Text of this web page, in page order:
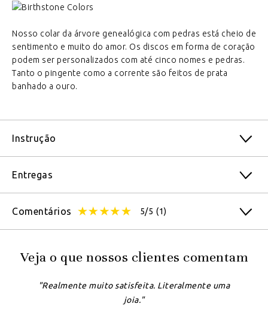
Nosso colar da árvore genealógica com pedras está cheio de
sentimento e muito do amor. Os discos em forma de coração
podem ser personalizados com até cinco nomes e pedras.
Tanto o pingente como a corrente são feitos de prata
banhado a ouro.
Instrução
Entregas
Comentários 5/5 (1)
Veja o que nossos clientes comentam
"Realmente muito satisfeita. Literalmente uma
joia."